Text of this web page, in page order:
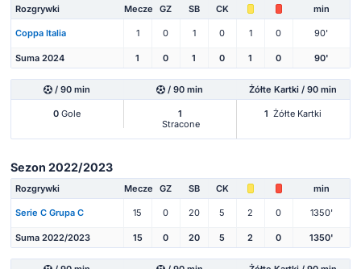
Rozgrywki Mecze GZ SB CK min
Coppa Italia 1 0 1 0 1 0 90'
Suma 2024 1 0 1 0 1 0 90'
/ 90 min / 90 min Żółte Kartki / 90 min
0 Gole
1
Stracone
1 Żółte Kartki
Sezon 2022/2023
Rozgrywki Mecze GZ SB CK min
Serie C Grupa C 15 0 20 5 2 0 1350'
Suma 2022/2023 15 0 20 5 2 0 1350'